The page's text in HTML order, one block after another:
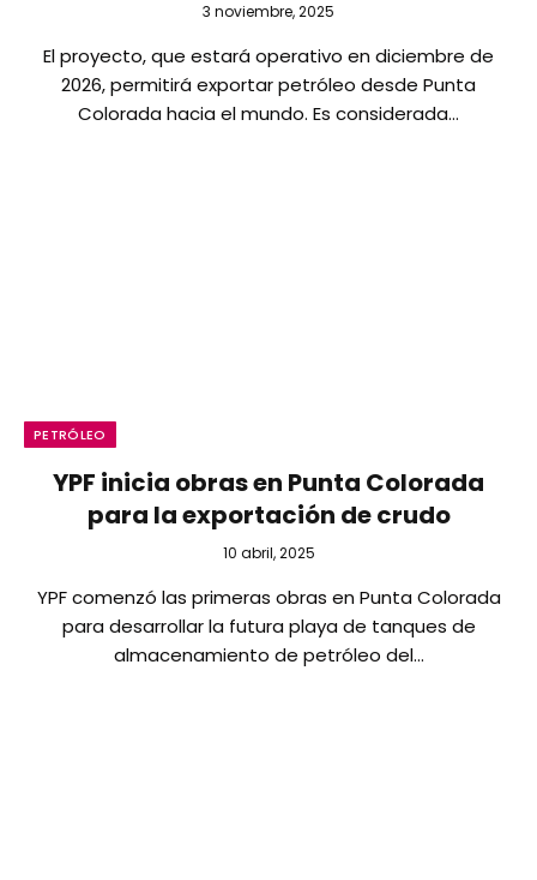
3 noviembre, 2025
El proyecto, que estará operativo en diciembre de
2026, permitirá exportar petróleo desde Punta
Colorada hacia el mundo. Es considerada…
PETRÓLEO
YPF inicia obras en Punta Colorada
para la exportación de crudo
10 abril, 2025
YPF comenzó las primeras obras en Punta Colorada
para desarrollar la futura playa de tanques de
almacenamiento de petróleo del…